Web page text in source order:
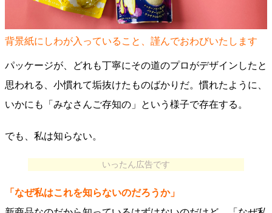
背景紙にしわが入っていること、謹んでおわびいたします
パッケージが、どれも丁寧にその道のプロがデザインしたと
思われる、小慣れて垢抜けたものばかりだ。慣れたように、
いかにも「みなさんご存知の」という様子で存在する。
でも、私は知らない。
いったん広告です
「なぜ私はこれを知らないのだろうか」